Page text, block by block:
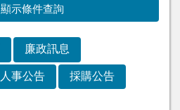
顯示條件查詢
廉政訊息
人事公告 採購公告